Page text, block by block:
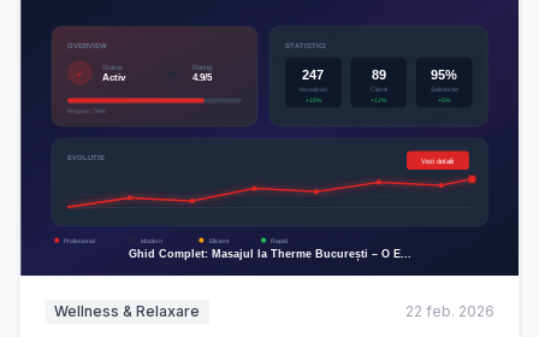
Wellness & Relaxare 22 feb. 2026